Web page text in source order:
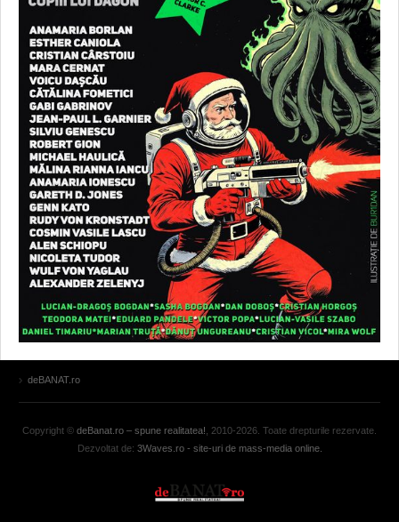
deBANAT.ro
Copyright © deBanat.ro – spune realitatea! , 2010-2026. Toate drepturile rezervate.
Dezvoltat de: 3Waves.ro - site-uri de mass-media online.